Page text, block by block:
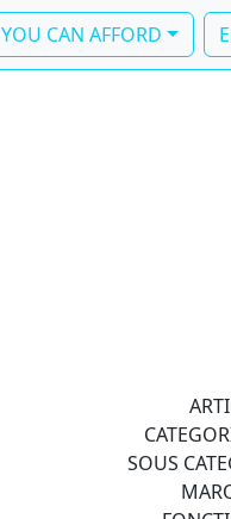
CAN AFFORD
SOUS